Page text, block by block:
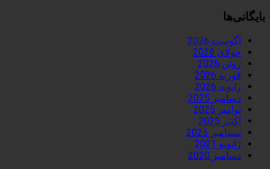
بایگانی‌ها
آگوست 2026
جولای 2026
ژوئن 2026
فوریه 2026
ژانویه 2026
دسامبر 2025
نوامبر 2025
اکتبر 2025
سپتامبر 2025
ژانویه 2021
دسامبر 2020